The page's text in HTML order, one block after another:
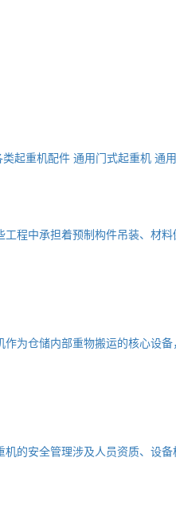
类起重机配件 通用门式起重机 通
程中承担着预制构件吊装、材
为仓储内部重物搬运的核心设
的安全管理涉及人员资质、设